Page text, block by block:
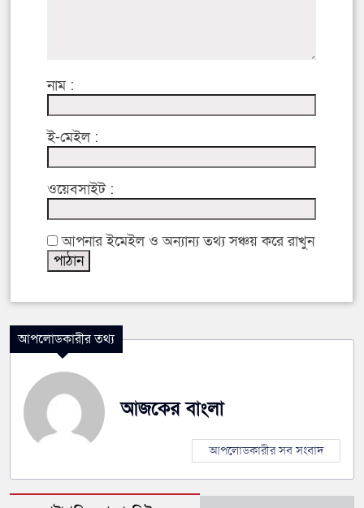
নাম :
ই-মেইল :
ওয়েবসাইট :
আপনার ইমেইল ও অন্যান্য তথ্য সঞ্চয় করে রাখুন
আপলোডকারীর তথ্য
আজকের বাংলা
আপলোডকারীর সব সংবাদ